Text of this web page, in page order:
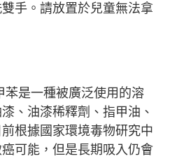
手。請放置於兒童無法拿
苯是一種被廣泛使用的溶
、油漆稀釋劑、指甲油、
根據國家環境毒物研究中
可能，但是長期吸入仍會